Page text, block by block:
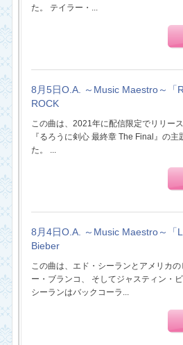
た。 テイラー・...
8月5日O.A. ～Music Maestro～「
ROCK
この曲は、2021年に配信限定でリリー
『るろうに剣心 最終章 The Final』の
た。 ...
8月4日O.A. ～Music Maestro～「
Bieber
この曲は、エド・シーランとアメリカ
ー・ブランコ、 そしてジャスティン・
シーランはバックコーラ...